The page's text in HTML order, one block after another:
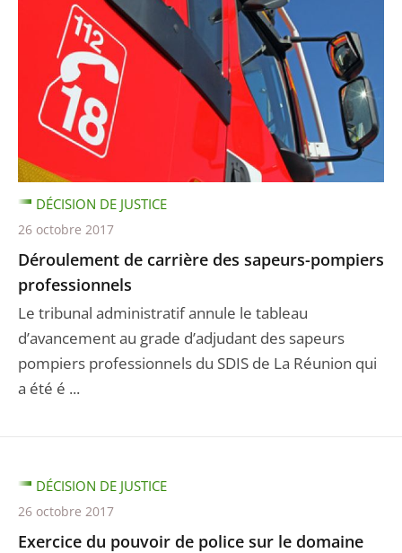
Déroulement de carrière des sapeurs-pompiers
professionnels
Le tribunal administratif annule le tableau
d’avancement au grade d’adjudant des sapeurs
pompiers professionnels du SDIS de La Réunion qui
a été é ...
DÉCISION DE JUSTICE
26 octobre 2017
Exercice du pouvoir de police sur le domaine
DÉCISION DE JUSTICE
26 octobre 2017